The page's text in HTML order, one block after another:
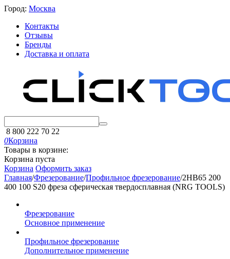
Город: Москва
Контакты
Отзывы
Бренды
Доставка и оплата
8 800 222 70 22
0Корзина
Товары в корзине:
Корзина пуста
Корзина Оформить заказ
Главная/Фрезерование/Профильное фрезерование/2HB65 200
400 100 S20 фреза сферическая твердосплавная (NRG TOOLS)
Фрезерование
Основное применение
Профильное фрезерование
Дополнительное применение